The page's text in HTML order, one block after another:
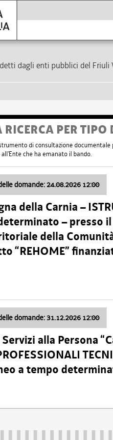
dagli enti pubblici del Friuli
RICERCA PER
di consultazione documentale
che ha emanato il bando.
domande: 24.08.2026 12:00
della Carnia –
– presso
della
“REHOME”
domande: 31.12.2026 12:00
alla Persona
a tempo